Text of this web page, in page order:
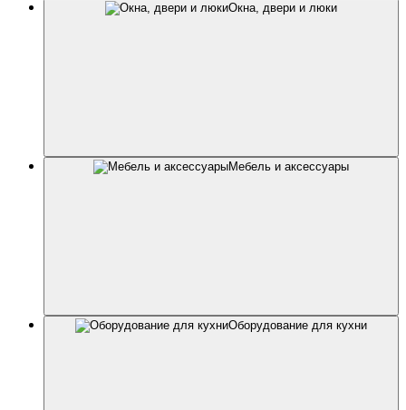
Окна, двери и люки
Мебель и аксессуары
Оборудование для кухни